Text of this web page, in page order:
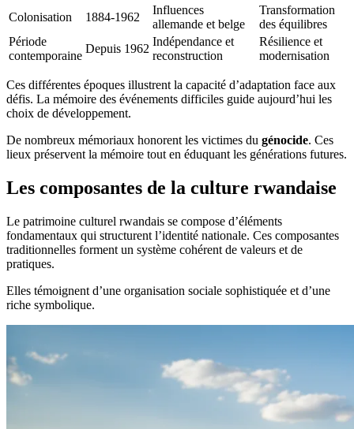
Colonisation 1884-1962
Influences
allemande et belge
Transformation
des équilibres
Période
contemporaine
Depuis 1962
Indépendance et
reconstruction
Résilience et
modernisation
Ces différentes époques illustrent la capacité d’adaptation face aux
défis. La mémoire des événements difficiles guide aujourd’hui les
choix de développement.
De nombreux mémoriaux honorent les victimes du génocide. Ces
lieux préservent la mémoire tout en éduquant les générations futures.
Les composantes de la culture rwandaise
Le patrimoine culturel rwandais se compose d’éléments
fondamentaux qui structurent l’identité nationale. Ces composantes
traditionnelles forment un système cohérent de valeurs et de
pratiques.
Elles témoignent d’une organisation sociale sophistiquée et d’une
riche symbolique.